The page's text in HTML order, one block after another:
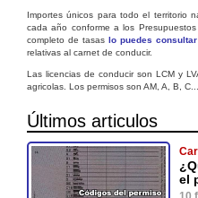
Importes únicos para todo el territorio
cada año conforme a los
completo de tasas lo puedes consultar
relativas al carnet de conducir.
Las licencias de conducir son LCM y
agricolas. Los permisos son AM, A, B,
Últimos articulos
el